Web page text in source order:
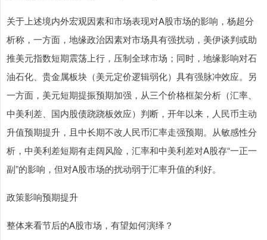
关于上述境内外宏观因素和市场表现对A股市场的影响，杨超分
析称，一方面，地缘政治因素对市场具有强扰动，美伊谈判或助
推美元指数短期震荡上行，压制全球市场；同时，地缘影响对石
油石化、贵金属板块（美元定价逻辑弱化）具有强脉冲效应。另
一方面，美元短期提振预期加强，从三个价格框架分析（汇率、
中美利差、国内股债跷跷板效应）判断，开年以来，人民币主动
升值预期提升，且中长期不改人民币汇率走强预期。从敏感性分
析，中美利差短期有走阔风险，汇率和中美利差对A股存“一正一
副”的影响，但对A股市场的扰动弱于汇率升值的利好。
政策影响预期提升
整体来看节后的A股市场，有望如何演绎？